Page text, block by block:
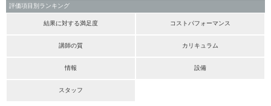
評価項目別ランキング
結果に対する満足度 コストパフォーマンス
講師の質 カリキュラム
情報 設備
スタッフ